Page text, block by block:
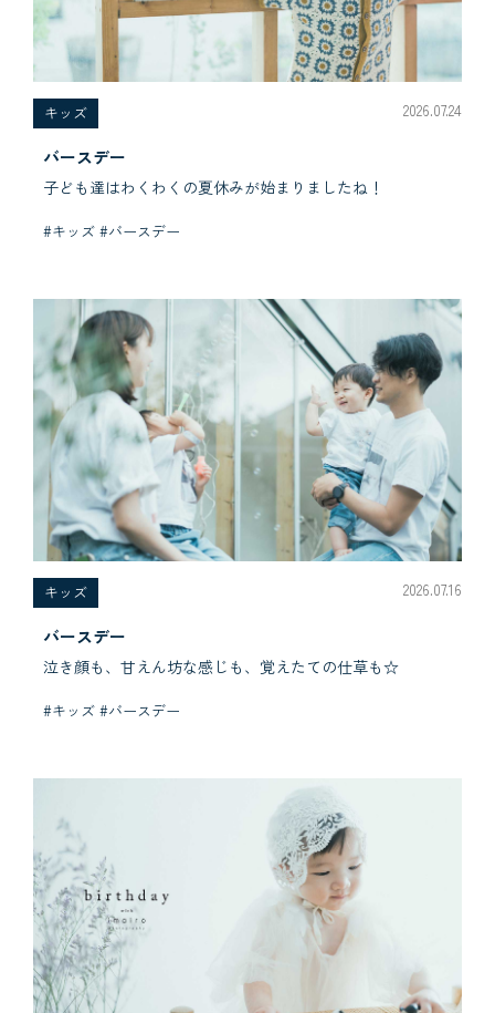
キッズ 2026.07.24
バースデー
子ども達はわくわくの夏休みが始まりましたね！
#キッズ #バースデー
キッズ 2026.07.16
バースデー
泣き顔も、甘えん坊な感じも、覚えたての仕草も☆
#キッズ #バースデー